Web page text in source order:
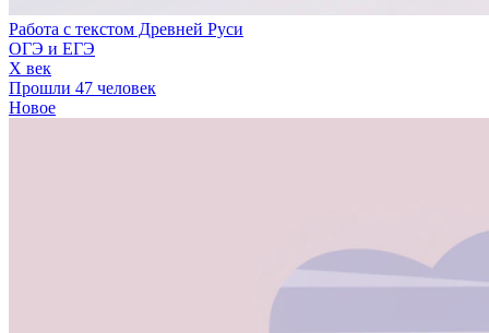
Работа с текстом Древней Руси
ОГЭ и ЕГЭ
X век
Прошли 47 человек
Новое